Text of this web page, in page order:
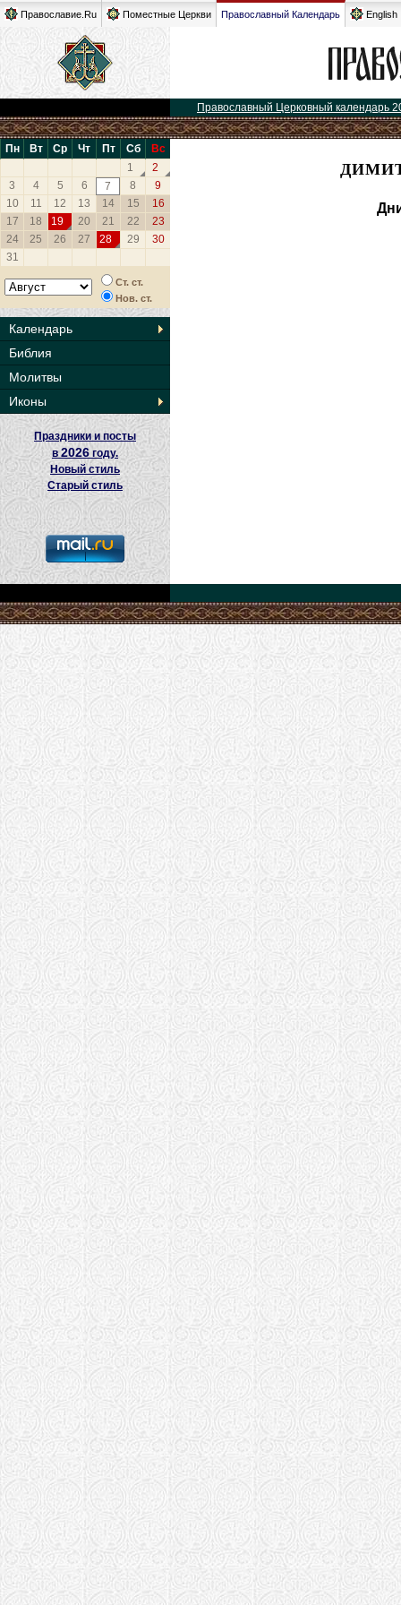
Православие.Ru Поместные Церкви Православный Календарь English
Православный Церковный календарь
Пн Вт Ср Чт Пт Сб
Вс
1
2
3
4 5 6 7 8
9
10
11 12 13 14 15
16
17
18 19 20 21 22
23
24
25 26 27 28 29
30
31
Ст. ст.
Нов. ст.
Календарь
Библия
Молитвы
Иконы
Праздники и посты
в2026 году.
Новый стиль
Старый стиль